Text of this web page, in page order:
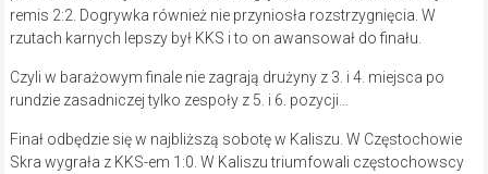
remis 2:2. Dogrywka również nie przyniosła rozstrzygnięcia. W
rzutach karnych lepszy był KKS i to on awansował do finału.
Czyli w barażowym finale nie zagrają drużyny z 3. i 4. miejsca po
rundzie zasadniczej tylko zespoły z 5. i 6. pozycji…
Finał odbędzie się w najbliższą sobotę w Kaliszu. W Częstochowie
Skra wygrała z KKS-em 1:0. W Kaliszu triumfowali częstochowscy